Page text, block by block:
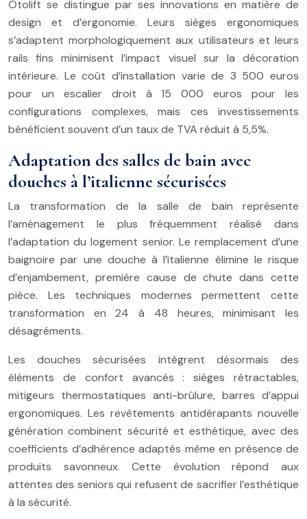
Otolift se distingue par ses innovations en matière de
design et d’ergonomie. Leurs sièges ergonomiques
s’adaptent morphologiquement aux utilisateurs et leurs
rails fins minimisent l’impact visuel sur la décoration
intérieure. Le coût d’installation varie de 3 500 euros
pour un escalier droit à 15 000 euros pour les
configurations complexes, mais ces investissements
bénéficient souvent d’un taux de TVA réduit à 5,5%.
Adaptation des salles de bain avec
douches à l’italienne sécurisées
La transformation de la salle de bain représente
l’aménagement le plus fréquemment réalisé dans
l’adaptation du logement senior. Le remplacement d’une
baignoire par une douche à l’italienne élimine le risque
d’enjambement, première cause de chute dans cette
pièce. Les techniques modernes permettent cette
transformation en 24 à 48 heures, minimisant les
désagréments.
Les douches sécurisées intègrent désormais des
éléments de confort avancés : sièges rétractables,
mitigeurs thermostatiques anti-brûlure, barres d’appui
ergonomiques. Les revêtements antidérapants nouvelle
génération combinent sécurité et esthétique, avec des
coefficients d’adhérence adaptés même en présence de
produits savonneux. Cette évolution répond aux
attentes des seniors qui refusent de sacrifier l’esthétique
à la sécurité.